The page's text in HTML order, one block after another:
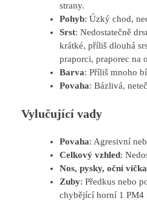
strany.
Pohyb: Úzký chod,
Srst: Nedostatečně
krátké, příliš dlouhá
praporci, praporec na
Barva: Příliš mnoho
Povaha: Bázlivá,
Vylučující vady
Povaha: Agresivní
Celkový vzhled:
Nos, pysky, oční víčka
Zuby: Předkus nebo
chybějící horní 1 PM4